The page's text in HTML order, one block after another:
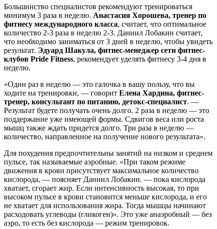
Большинство специалистов рекомендуют тренироваться
минимум 3 раза в неделю. Анастасия Хорошева, тренер по
фитнесу международного класса, считает, что оптимальное
количество 2-3 раза в неделю 2-3. Даниил Лобакин считает,
что необходимо заниматься от 3 дней в неделю, чтобы увидеть
результат. Эдуард Шакула, фитнес-менеджер сети фитнес-
клубов Pride Fitness, рекомендует уделять фитнесу 3-4 дня в
неделю.
«Один раз в неделю — это галочка в вашу пользу, что вы
ходите на тренировки, — говорит Елена Хардина, фитнес-
тренер, консультант по питанию, детокс-специалист. —
Результат будете получать очень долго. 2 раза в неделю — это
поддержание уже имеющей формы. Сдвигов веса или роста
мышц также ждать придется долго. Три раза в неделю —
количество, направленное на получение нового результата».
Для похудения предпочтительны занятий на низком и среднем
пульсе, так называемые аэробные. «При таком режиме
движения в крови присутствует максимальное количество
кислорода, — поясняет Даниил Лобакин. — пока кислорода
хватает, сгорает жир. Если интенсивность высокая, то при
высоком пульсе в крови становится меньше кислорода, и его
не хватает для использования жира. Тогда мышцы начинают
расходовать углеводы (гликоген)». Это уже анаэробный — без
аэро, то есть без кислорода — режим тренировок.